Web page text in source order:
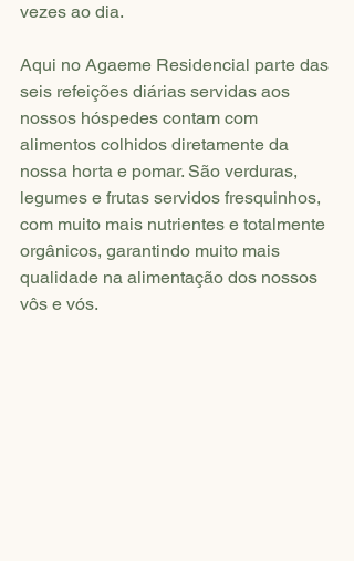
vezes ao dia.
Aqui no Agaeme Residencial parte das
seis refeições diárias servidas aos
nossos hóspedes contam com
alimentos colhidos diretamente da
nossa horta e pomar. São verduras,
legumes e frutas servidos fresquinhos,
com muito mais nutrientes e totalmente
orgânicos, garantindo muito mais
qualidade na alimentação dos nossos
vôs e vós.